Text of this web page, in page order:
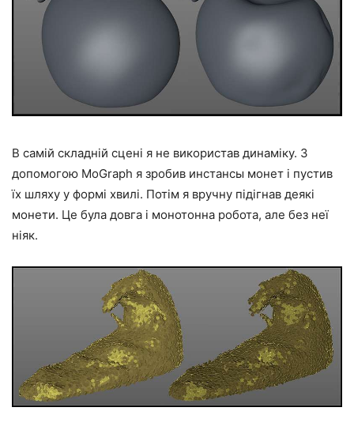
В самій складній сцені я не використав динаміку. З
допомогою MoGraph я зробив инстансы монет і пустив
їх шляху у формі хвилі. Потім я вручну підігнав деякі
монети. Це була довга і монотонна робота, але без неї
ніяк.